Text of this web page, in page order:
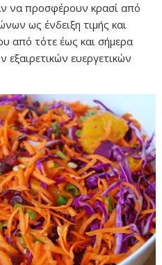
να προσφέρουν κρασί από
ως ένδειξη τιμής και
από τότε έως και σήμερα
ευεργετικών